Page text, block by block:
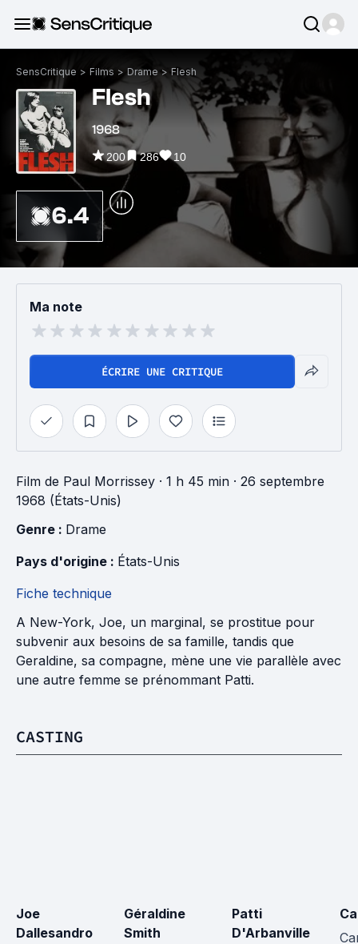
SensCritique > Films > Drame > Flesh
Flesh
1968
200 286 10
6.4
Ma note
ÉCRIRE UNE CRITIQUE
Film de Paul Morrissey · 1 h 45 min · 26 septembre
1968 (États-Unis)
Genre : Drame
Pays d'origine : États-Unis
Fiche technique
A New-York, Joe, un marginal, se prostitue pour
subvenir aux besoins de sa famille, tandis que
Geraldine, sa compagne, mène une vie parallèle avec
une autre femme se prénommant Patti.
CASTING
Joe
Dallesandro
Géraldine
Smith
Patti
D'Arbanville